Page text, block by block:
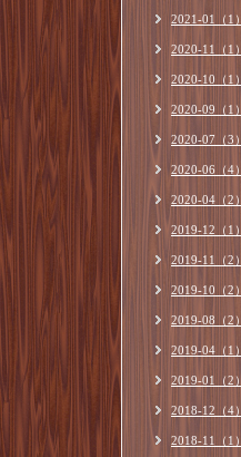
2021-01（1）
2020-11（1）
2020-10（1）
2020-09（1）
2020-07（3）
2020-06（4）
2020-04（2）
2019-12（1）
2019-11（2）
2019-10（2）
2019-08（2）
2019-04（1）
2019-01（2）
2018-12（4）
2018-11（1）